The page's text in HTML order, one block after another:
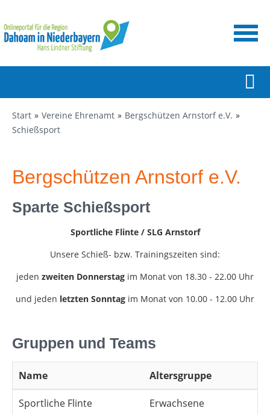
Start Vereine Ehrenamt
Bergschützen Arnstorf e.V.
Schießsport
Bergschützen Arnstorf e.V.
Sparte Schießsport
Sportliche Flinte / SLG Arnstorf
Unsere Schieß- bzw. Trainingszeiten sind:
jeden zweiten Donnerstag im Monat von 18.30 - 22.00 Uhr
und jeden letzten Sonntag im Monat von 10.00 - 12.00 Uhr
Gruppen und Teams
Name Altersgruppe
Sportliche Flinte Erwachsene